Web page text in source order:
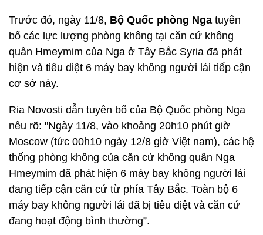
Trước đó, ngày 11/8, Bộ Quốc phòng Nga tuyên
bố các lực lượng phòng không tại căn cứ không
quân Hmeymim của Nga ở Tây Bắc Syria đã phát
hiện và tiêu diệt 6 máy bay không người lái tiếp cận
cơ sở này.
Ria Novosti dẫn tuyên bố của Bộ Quốc phòng Nga
nêu rõ: "Ngày 11/8, vào khoảng 20h10 phút giờ
Moscow (tức 00h10 ngày 12/8 giờ Việt nam), các hệ
thống phòng không của căn cứ không quân Nga
Hmeymim đã phát hiện 6 máy bay không người lái
đang tiếp cận căn cứ từ phía Tây Bắc. Toàn bộ 6
máy bay không người lái đã bị tiêu diệt và căn cứ
đang hoạt động bình thường”.